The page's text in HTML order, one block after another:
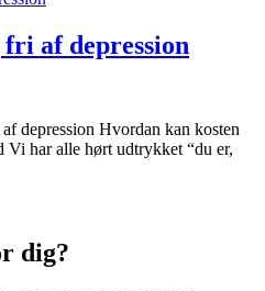
af depression
depression Hvordan kan kosten
Vi har alle hørt udtrykket “du er,
dig?